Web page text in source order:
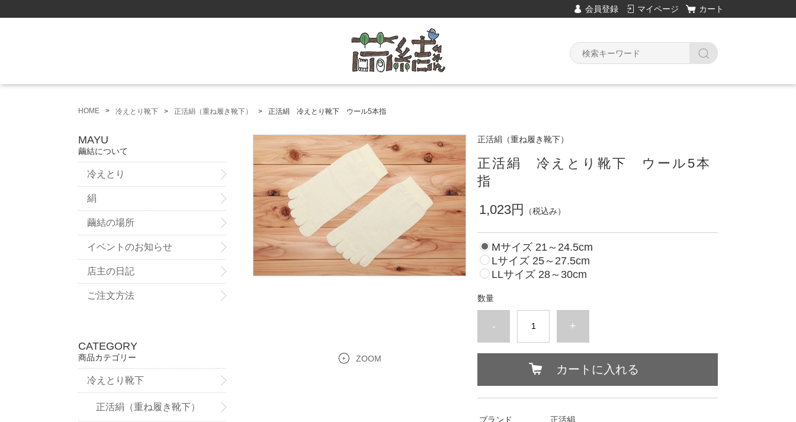
会員登録 マイページ カート
HOME 冷えとり靴下 正活絹（重ね履き靴下） 正活絹 冷えとり靴下 ウール5本指
ZOOM
正活絹（重ね履き靴下）
正活絹 冷えとり靴下 ウール5本
指
1,023円
（税込み）
Mサイズ 21～24.5cm
Lサイズ 25～27.5cm
LLサイズ 28～30cm
数量
- +
カートに入れる
ブランド 正活絹
MAYU
繭結について
冷えとり
絹
繭結の場所
イベントのお知らせ
店主の日記
ご注文方法
CATEGORY
商品カテゴリー
冷えとり靴下
正活絹（重ね履き靴下）